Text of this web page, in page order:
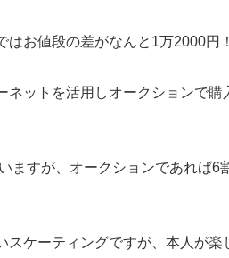
お値段の差がなんと1万2000円！
ットを活用しオークションで購
ますが、オークションであれば6
スケーティングですが、本人が楽